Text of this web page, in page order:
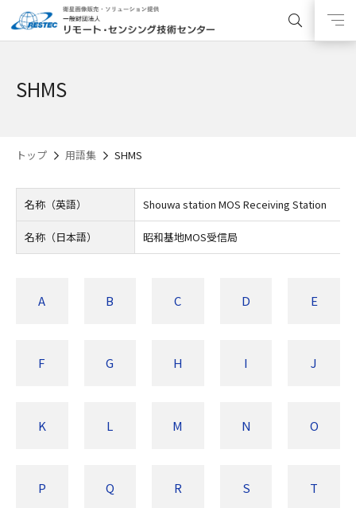
SHMS
トップ 用語集 SHMS
名称（英語） Shouwa station MOS Receiving Station
名称（日本語） 昭和基地MOS受信局
A B C D E
F G H I J
K L M N O
P Q R S T